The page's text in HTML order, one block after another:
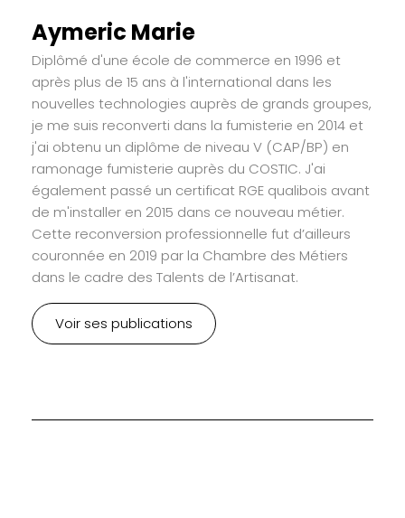
Aymeric Marie
Diplômé d'une école de commerce en 1996 et
après plus de 15 ans à l'international dans les
nouvelles technologies auprès de grands groupes,
je me suis reconverti dans la fumisterie en 2014 et
j'ai obtenu un diplôme de niveau V (CAP/BP) en
ramonage fumisterie auprès du COSTIC. J'ai
également passé un certificat RGE qualibois avant
de m'installer en 2015 dans ce nouveau métier.
Cette reconversion professionnelle fut d’ailleurs
couronnée en 2019 par la Chambre des Métiers
dans le cadre des Talents de l’Artisanat.
Voir ses publications